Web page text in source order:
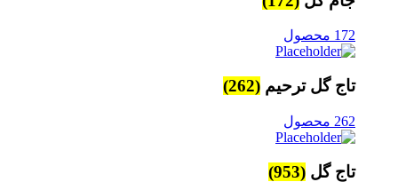
172 محصول
تاج گل ترحیم (262)
262 محصول
تاج گل (953)